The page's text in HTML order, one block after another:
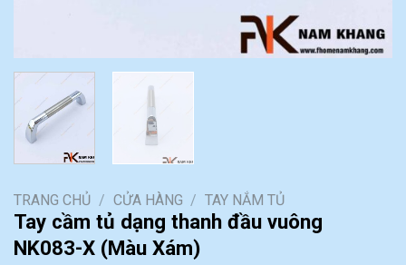
TRANG CHỦ / CỬA HÀNG / TAY NẮM TỦ
Tay cầm tủ dạng thanh đầu vuông
NK083-X (Màu Xám)